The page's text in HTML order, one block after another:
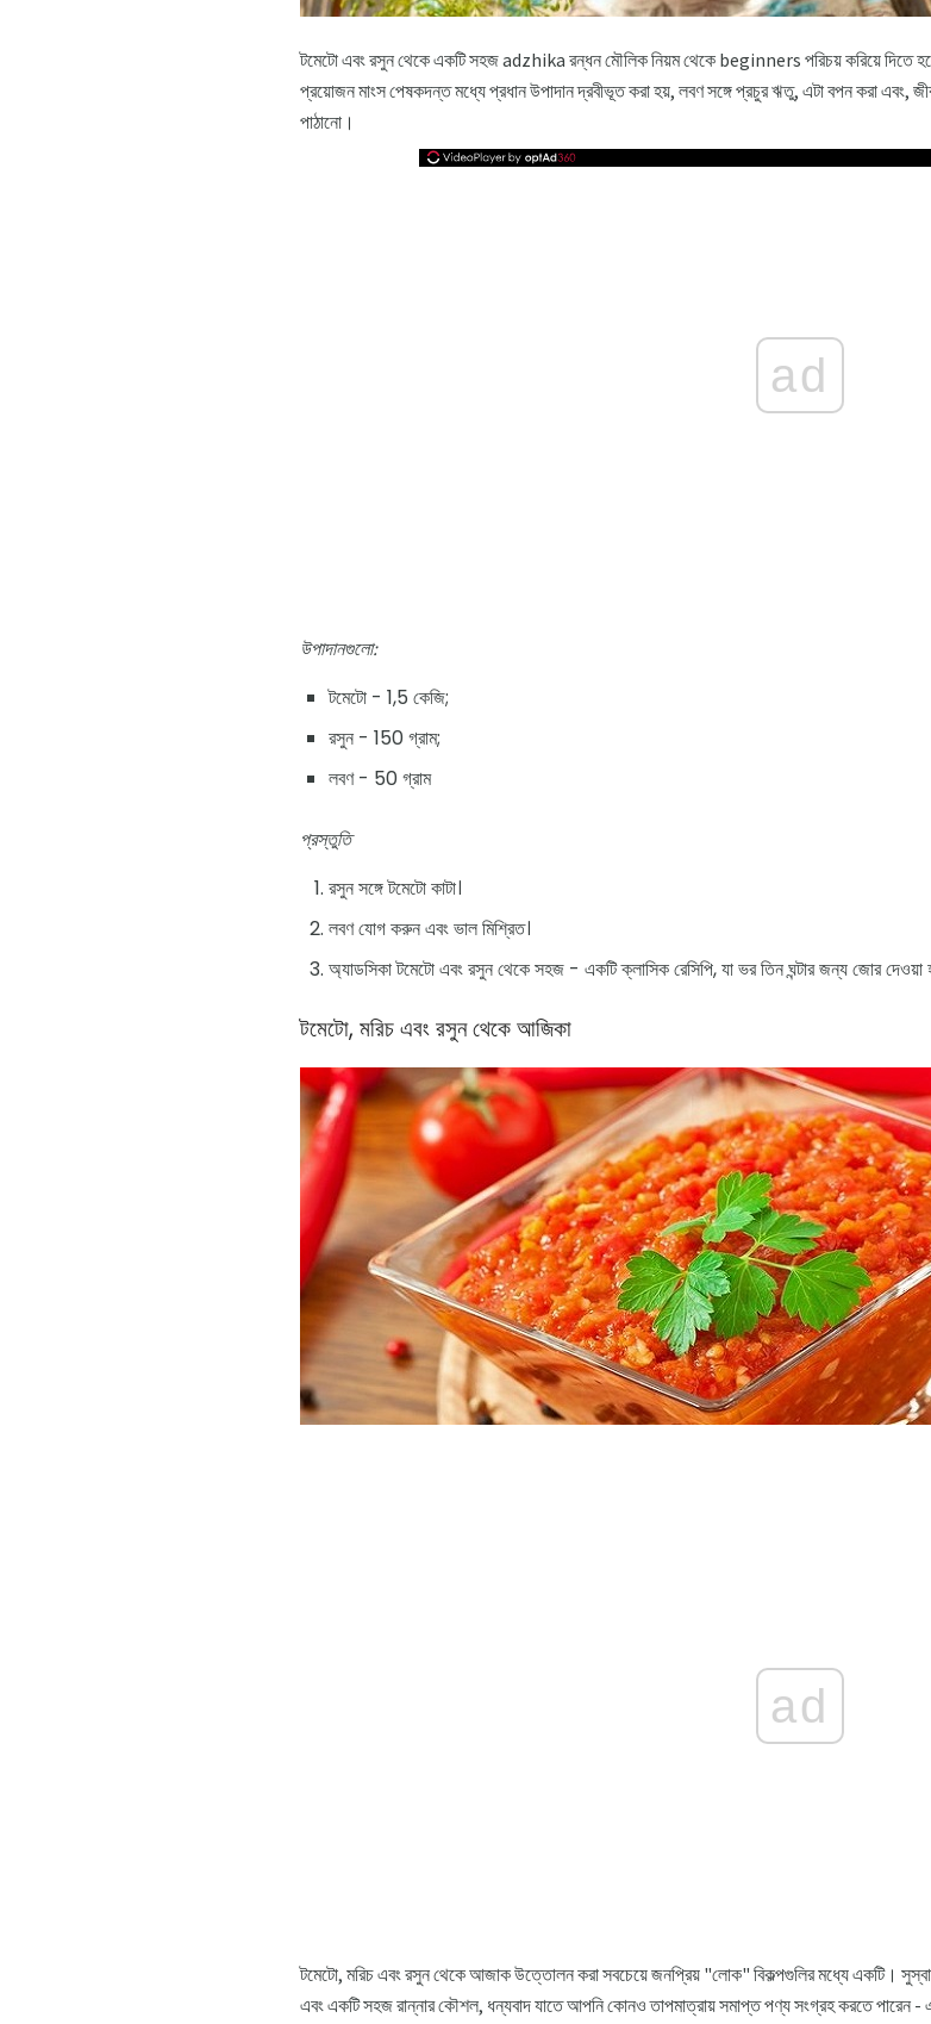
টমেটো এবং রসুন থেকে একটি সহজ adzhika রন্ধন মৌলিক নিয়ম থেকে beginners পরিচয় করিয়ে দিতে
প্রয়োজন মাংস পেষকদন্ত মধ্যে প্রধান উপাদান দ্রবীভূত করা হয়, লবণ সঙ্গে প্রচুর ঋতু, এটা বপন করা এবং,
পাঠানো।
ad
উপাদানগুলো:
টমেটো - 1,5 কেজি;
রসুন - 150 গ্রাম;
লবণ - 50 গ্রাম
প্রস্তুতি
রসুন সঙ্গে টমেটো কাটা।
লবণ যোগ করুন এবং ভাল মিশ্রিত।
অ্যাডসিকা টমেটো এবং রসুন থেকে সহজ - একটি ক্লাসিক রেসিপি, যা ভর তিন ঘন্টার জন্য জোর
টমেটো, মরিচ এবং রসুন থেকে আজিকা
ad
টমেটো, মরিচ এবং রসুন থেকে আজাক উত্তোলন করা সবচেয়ে জনপ্রিয় "লোক" বিকল্পগুলির মধ্যে একটি।
এবং একটি সহজ রান্নার কৌশল, ধন্যবাদ যাতে আপনি কোনও তাপমাত্রায় সমাপ্ত পণ্য সংগ্রহ করতে পারেন -